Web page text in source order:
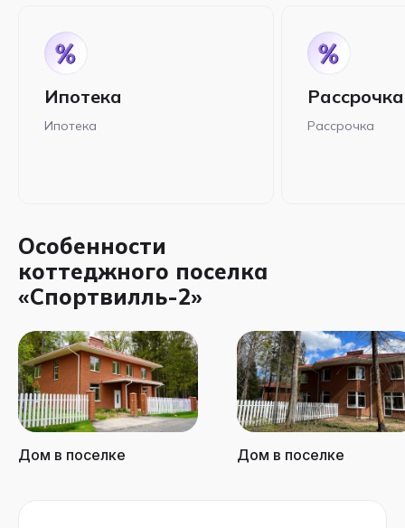
Ипотека
Ипотека
Рассрочка
Рассрочка
Особенности
коттеджного поселка
«Спортвилль-2»
Дом в поселке Дом в поселке